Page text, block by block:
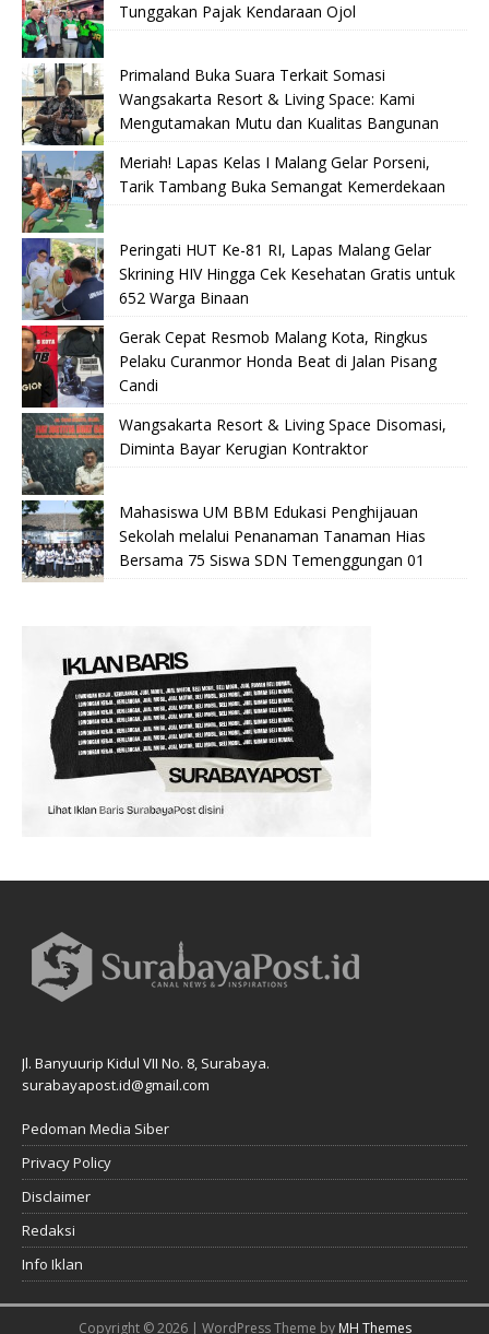
Tunggakan Pajak Kendaraan Ojol
Primaland Buka Suara Terkait Somasi
Wangsakarta Resort & Living Space: Kami
Mengutamakan Mutu dan Kualitas Bangunan
Meriah! Lapas Kelas I Malang Gelar Porseni,
Tarik Tambang Buka Semangat Kemerdekaan
Peringati HUT Ke-81 RI, Lapas Malang Gelar
Skrining HIV Hingga Cek Kesehatan Gratis untuk
652 Warga Binaan
Gerak Cepat Resmob Malang Kota, Ringkus
Pelaku Curanmor Honda Beat di Jalan Pisang
Candi
Wangsakarta Resort & Living Space Disomasi,
Diminta Bayar Kerugian Kontraktor
Mahasiswa UM BBM Edukasi Penghijauan
Sekolah melalui Penanaman Tanaman Hias
Bersama 75 Siswa SDN Temenggungan 01
Jl. Banyuurip Kidul VII No. 8, Surabaya.
surabayapost.id@gmail.com
Pedoman Media Siber
Privacy Policy
Disclaimer
Redaksi
Info Iklan
Copyright © 2026 | WordPress Theme by MH Themes